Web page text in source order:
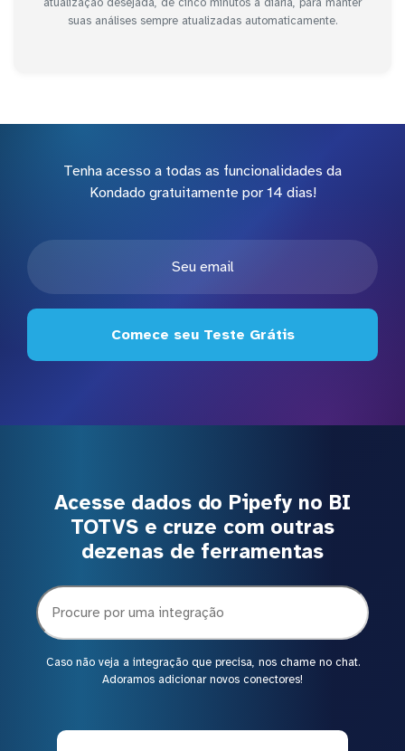
suas análises sempre atualizadas automaticamente.
Tenha acesso a todas as funcionalidades da
Kondado gratuitamente por 14 dias!
Comece seu Teste Grátis
Acesse dados do Pipefy no BI
TOTVS e cruze com outras
dezenas de ferramentas
Caso não veja a integração que precisa, nos chame no chat.
Adoramos adicionar novos conectores!